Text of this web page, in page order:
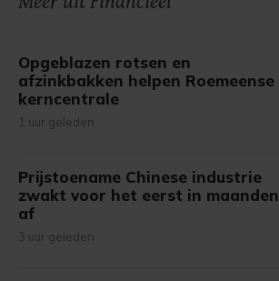
Opgeblazen rotsen en
afzinkbakken helpen Roemeense
kerncentrale
1 uur geleden
Prijstoename Chinese industrie
zwakt voor het eerst in maanden
af
3 uur geleden